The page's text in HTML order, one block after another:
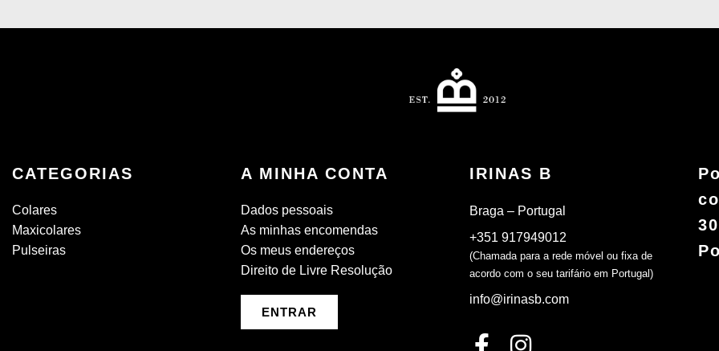
CATEGORIAS
Colares
Maxicolares
Pulseiras
A MINHA CONTA
Dados pessoais
As minhas encomendas
Os meus endereços
Direito de Livre Resolução
ENTRAR
IRINAS B
Braga – Portugal
+351 917949012
(Chamada para a rede móvel ou fixa de
acordo com o seu tarifário em Portugal)
info@irinasb.com